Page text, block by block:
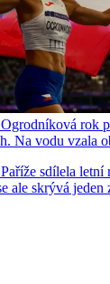
rok
Na vodu vzala
sdílela
ale skrývá jeden